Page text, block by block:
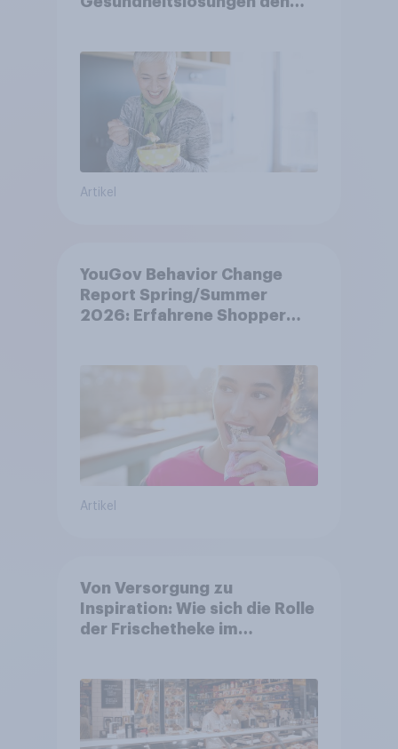
Artikel
YouGov Behavior Change
Report Spring/Summer
2026: Erfahrene Shopper
Artikel
Von Versorgung zu
Inspiration: Wie sich die Rolle
der Frischetheke im